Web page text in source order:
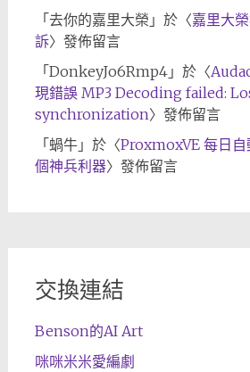
「 去你的嘉里大榮 」於〈嘉里大
訴〉發佈留言
「 DonkeyJo6Rmp4」於〈
現錯誤 MP3 Decoding failed:
synchronization〉發佈留言
「 蝸牛」於〈ProxmoxVE 每日
個神兵利器〉發佈留言
交換連結
Benson的AI Art
咪咪米米愛編劇